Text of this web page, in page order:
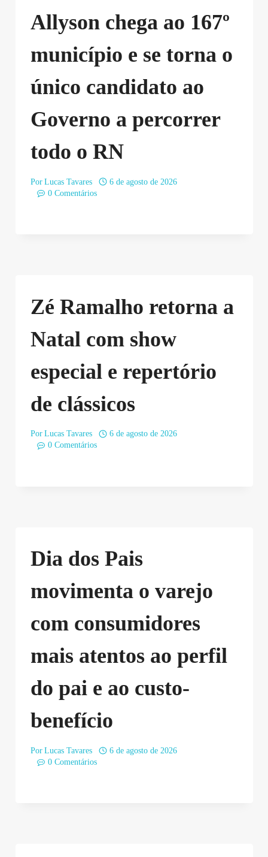
Allyson chega ao 167º
município e se torna o
único candidato ao
Governo a percorrer
todo o RN
Por Lucas Tavares
6 de agosto de 2026
0 Comentários
Zé Ramalho retorna a
Natal com show
especial e repertório
de clássicos
Por Lucas Tavares
6 de agosto de 2026
0 Comentários
Dia dos Pais
movimenta o varejo
com consumidores
mais atentos ao perfil
do pai e ao custo-
benefício
Por Lucas Tavares
6 de agosto de 2026
0 Comentários